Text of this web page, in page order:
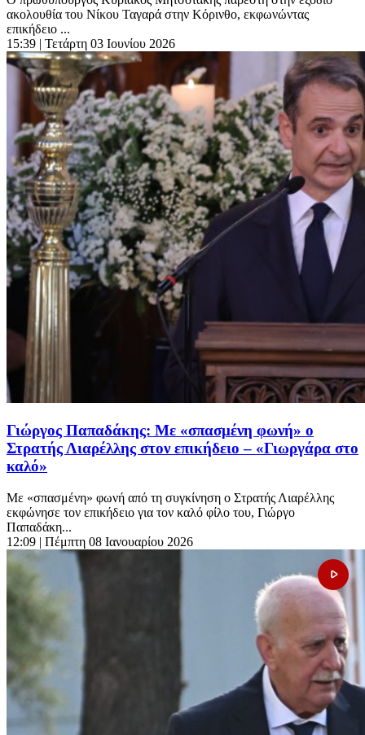
ακολουθία του Νίκου Ταγαρά στην Κόρινθο, εκφωνώντας
επικήδειο ...
15:39 | Τετάρτη 03 Ιουνίου 2026
Γιώργος Παπαδάκης: Με «σπασμένη φωνή» ο
Στρατής Λιαρέλλης στον επικήδειο – «Γιωργάρα στο
καλό»
Με «σπασμένη» φωνή από τη συγκίνηση ο Στρατής Λιαρέλλης
εκφώνησε τον επικήδειο για τον καλό φίλο του, Γιώργο
Παπαδάκη...
12:09 | Πέμπτη 08 Ιανουαρίου 2026